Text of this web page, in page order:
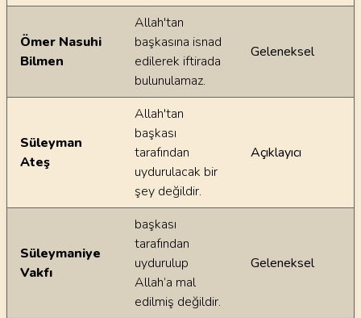
Ömer Nasuhi
Bilmen
Allah'tan
başkasına isnad
edilerek iftirada
bulunulamaz.
Geleneksel
Süleyman
Ateş
Allah'tan
başkası
tarafından
uydurulacak bir
şey değildir.
Açıklayıcı
Süleymaniye
Vakfı
başkası
tarafından
uydurulup
Allah’a mal
edilmiş değildir.
Geleneksel